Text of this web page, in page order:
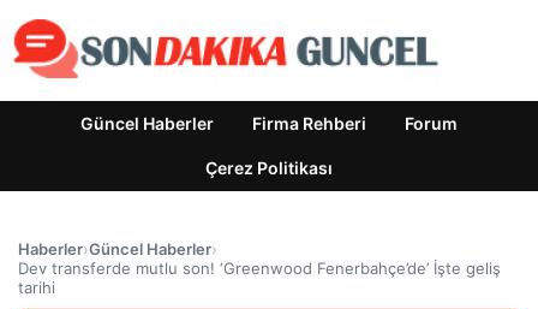
Güncel Haberler Firma Rehberi Forum
Çerez Politikası
Haberler›Güncel Haberler›
Dev transferde mutlu son! ‘Greenwood Fenerbahçe’de’ İşte geliş
tarihi